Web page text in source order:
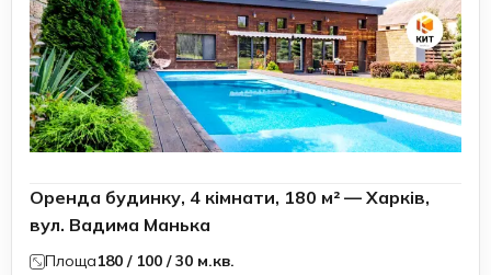
Оренда будинку, 4 кімнати, 180 м² — Харків,
вул. Вадима Манька
Площа180 / 100 / 30 м.кв.